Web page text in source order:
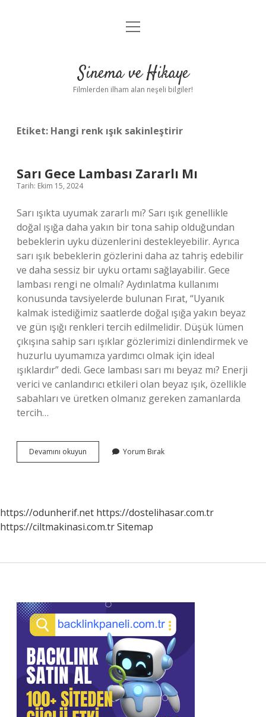
Gizlilik Politikası
Yasal Uyarı
menüyü
Sinema ve Hikaye
Filmlerden ilham alan neşeli bilgiler!
Etiket: Hangi renk ışık sakinleştirir
Sarı Gece Lambası Zararlı Mı
Tarih: Ekim 15, 2024
Sarı ışıkta uyumak zararlı mı? Sarı ışık genellikle
doğal ışığa daha yakın bir tona sahip olduğundan
bebeklerin uyku düzenlerini destekleyebilir. Ayrıca
sarı ışık bebeklerin gözlerini daha az tahriş edebilir
ve daha sessiz bir uyku ortamı sağlayabilir. Gece
lambası rengi ne olmalı? Aydınlatma kullanımı
konusunda tavsiyelerde bulunan Fırat, “Uyanık
kalmak istediğimiz saatlerde doğal ışığa yakın beyaz
ve gün ışığı renkleri tercih edilmelidir. Düşük lümen
çıkışına sahip sarı ışıklar gözlerimizi dinlendirmek ve
huzurlu uyumamıza yardımcı olmak için ideal
ışıklardır” dedi. Gece lambası sarı mı beyaz mı? Enerji
verici ve canlandırıcı etkileri olan beyaz ışık, özellikle
sabahları ve üretken olmanız gereken zamanlarda
tercih…
Devamını okuyun
Gece
Yorum Bırak
https://odunherif.net https://dostelihasar.com.tr
https://ciltmakinasi.com.trSitemap
Sidebar